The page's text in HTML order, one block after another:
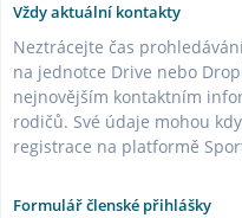
Vždy aktuální kontakty
Neztrácejte čas
na jednotce Drive nebo
nejnovějším kontaktním
rodičů. Své údaje mohou
registrace na platformě
Formulář členské přihlášky